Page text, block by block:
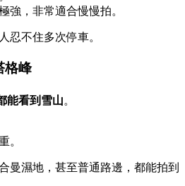
強，非常適合慢慢拍。
忍不住多次停車。
格峰
能看到雪山。
。
曼濕地，甚至普通路邊，都能拍到